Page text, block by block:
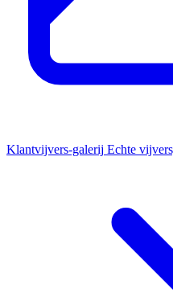
Klantvijvers-galerij Echte